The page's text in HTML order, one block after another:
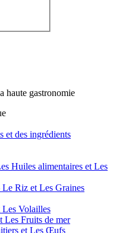
haute gastronomie
et des ingrédients
Huiles alimentaires et Les
Le Riz et Les Graines
Les Volailles
Les Fruits de mer
et Les Œufs